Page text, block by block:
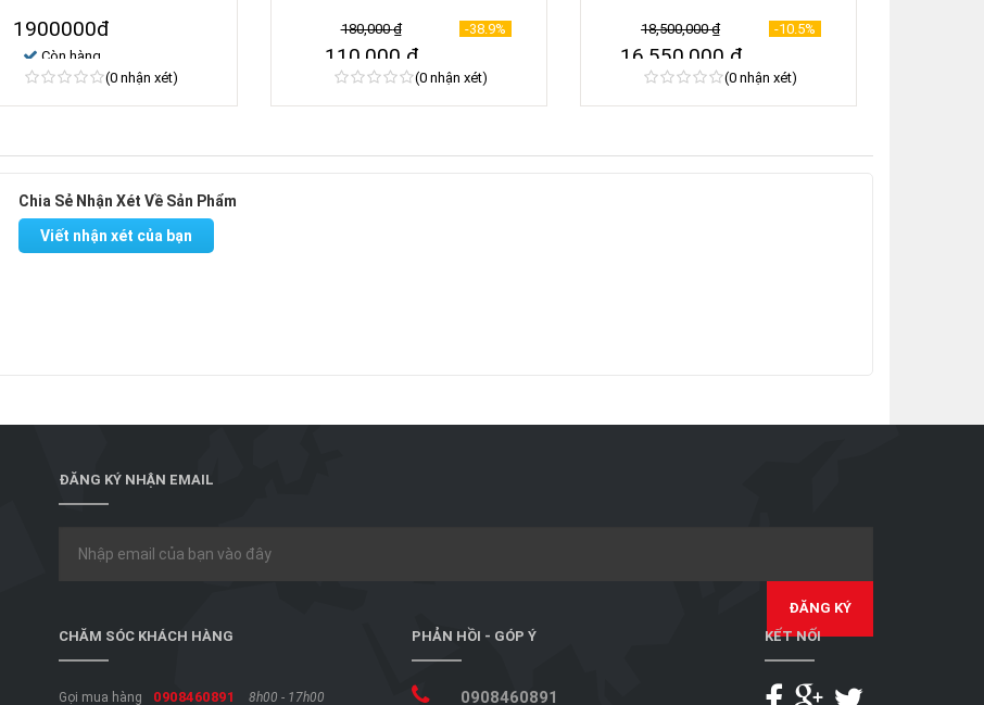
1900000đ
Còn hàng
(0 nhận xét)
180,000₫
110,000 ₫
Còn hàng
-38.9%
(0 nhận xét)
18,500,000₫
16,550,000 ₫
Còn hàng
-10.5%
(0 nhận xét)
Chia Sẻ Nhận Xét Về Sản Phẩm
Viết nhận xét của bạn
ĐĂNG KÝ NHẬN EMAIL
CHĂM SÓC KHÁCH HÀNG
Gọi mua hàng 0908460891 8h00 - 17h00
PHẢN HỒI - GÓP Ý
0908460891
KẾT NỐI